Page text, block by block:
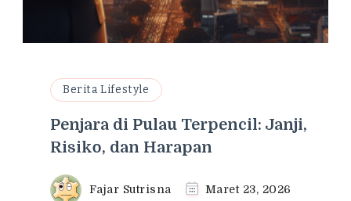
Berita Lifestyle
Penjara di Pulau Terpencil: Janji,
Risiko, dan Harapan
Fajar Sutrisna Maret 23, 2026